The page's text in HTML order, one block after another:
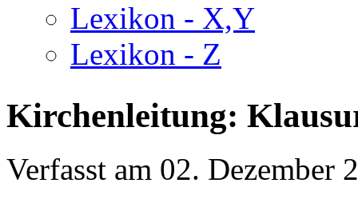
Lexikon - X,Y
Lexikon - Z
Kirchenleitung:
Verfasst am 02. Dezember